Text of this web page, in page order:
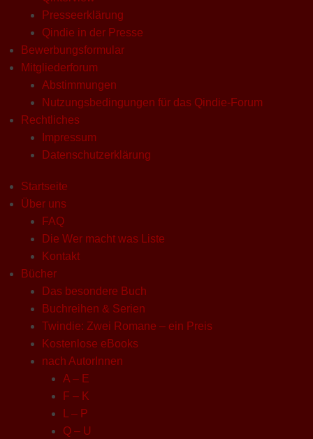
Presseerklärung
Qindie in der Presse
Bewerbungsformular
Mitgliederforum
Abstimmungen
Nutzungsbedingungen für das Qindie-Forum
Rechtliches
Impressum
Datenschutzerklärung
Startseite
Über uns
FAQ
Die Wer macht was Liste
Kontakt
Bücher
Das besondere Buch
Buchreihen & Serien
Twindie: Zwei Romane – ein Preis
Kostenlose eBooks
nach AutorInnen
A – E
F – K
L – P
Q – U